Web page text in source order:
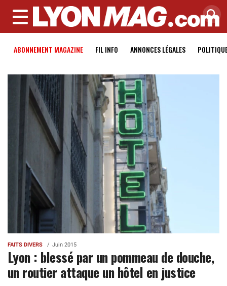
MENU
ABONNEMENT MAGAZINE FIL INFO ANNONCES LÉGALES
FAITS DIVERS Juin 2015
Lyon : blessé par un pommeau de douche,
un routier attaque un hôtel en justice